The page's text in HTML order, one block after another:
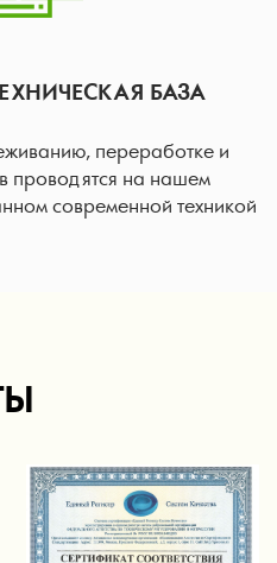
БАЗА
переработке и
проводятся на нашем
современной техникой